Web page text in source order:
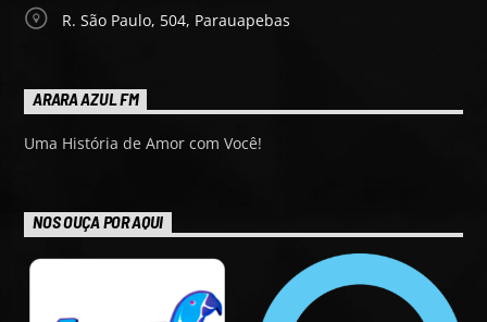
R. São Paulo, 504, Parauapebas
ARARA AZUL FM
Uma História de Amor com Você!
NOS OUÇA POR AQUI